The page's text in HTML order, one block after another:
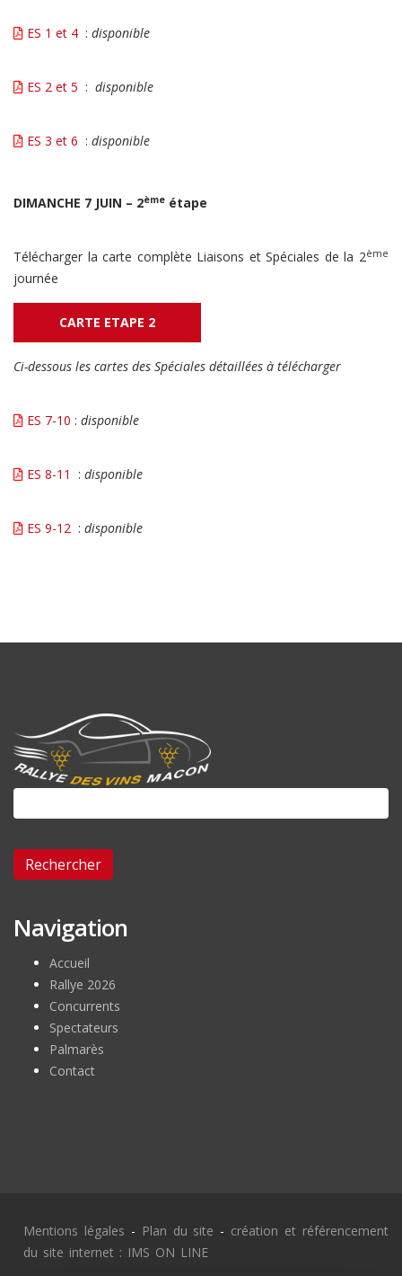
ES 1 et 4 : disponible
ES 2 et 5 : disponible
ES 3 et 6 : disponible
DIMANCHE 7 JUIN – 2ème étape
Télécharger la carte complète Liaisons et Spéciales de la 2ème
journée
CARTE ETAPE 2
Ci-dessous les cartes des Spéciales détaillées à télécharger
ES 7-10 : disponible
ES 8-11 : disponible
ES 9-12 : disponible
Navigation
Accueil
Rallye 2026
Concurrents
Spectateurs
Palmarès
Contact
Mentions légales - Plan du site - création et référencement
du site internet : IMS ON LINE